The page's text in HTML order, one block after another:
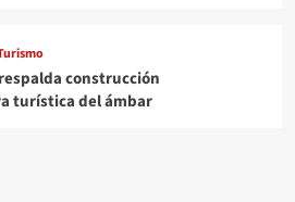
construcción
turística del ámbar